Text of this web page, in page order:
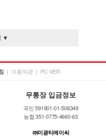
▼
| 이용약관 | PC VER
무통장 입금정보
국민 591901-01-506349
농협 351-0775-4660-63
㈜미광티에이씨